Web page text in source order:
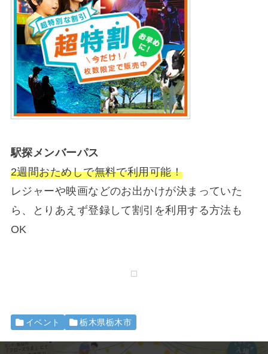
駅探メンバーパス
2週間おためしで無料で利用可能！
レジャーや映画などのお出かけが決まっていた
ら、とりあえず登録して割引を利用する方法も
OK